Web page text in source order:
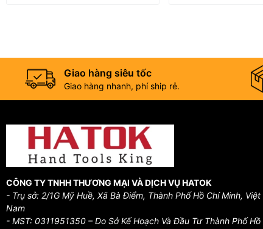
Giao hàng siêu tốc
Giao hàng nhanh, phí ship rẻ.
CÔNG TY TNHH THƯƠNG MẠI VÀ DỊCH VỤ HATOK
- Trụ sở: 2/1G Mỹ Huề, Xã Bà Điểm, Thành Phố Hồ Chí Minh, Việt
Nam
- MST: 0311951350 – Do Sở Kế Hoạch Và Đầu Tư Thành Phố Hồ